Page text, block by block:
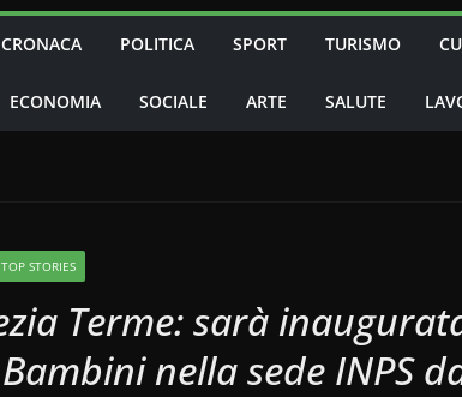
CRONACA POLITICA SPORT TURISMO
ECONOMIA SOCIALE ARTE SALUTE
TOP STORIES
Terme: sarà
nella sede INPS